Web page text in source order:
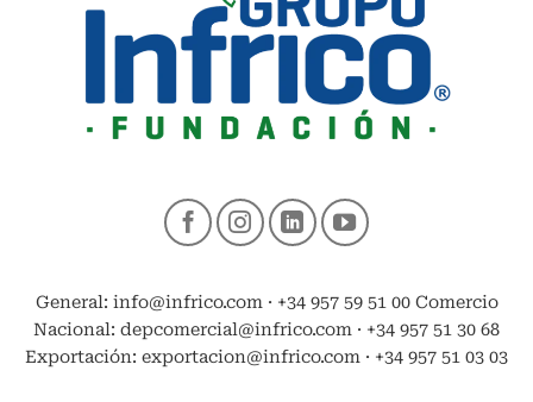
General: info@infrico.com · +34 957 59 51 00 Comercio
Nacional: depcomercial@infrico.com · +34 957 51 30 68
Exportación: exportacion@infrico.com · +34 957 51 03 03